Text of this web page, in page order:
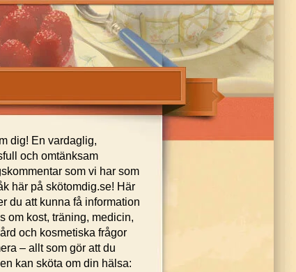
dig! En vardaglig,
och omtänksam
som vi har som
här på skötomdig.se! Här
du att kunna få information
om kost, träning, medicin,
och kosmetiska frågor
– allt som gör att du
kan sköta om din hälsa: